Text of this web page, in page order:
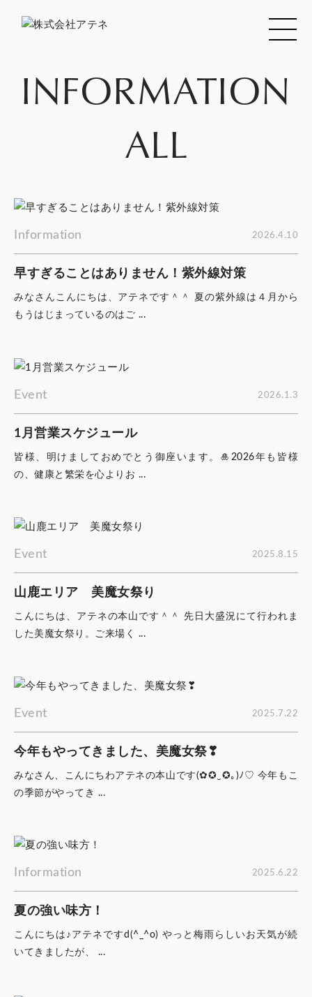
INFORMATION
ALL
Information 2026.4.10
早すぎることはありません！紫外線対策
みなさんこんにちは、アテネです＾＾ 夏の紫外線は４月から
もうはじまっているのはご ...
Event 2026.1.3
1月営業スケジュール
皆様、明けましておめでとう御座います。🎍2026年も皆様
の、健康と繁栄を心よりお ...
Event 2025.8.15
山鹿エリア 美魔女祭り
こんにちは、アテネの本山です＾＾ 先日大盛況にて行われま
した美魔女祭り。ご来場く ...
Event 2025.7.22
今年もやってきました、美魔女祭❣
みなさん、こんにちわアテネの本山です(✿✪‿✪｡)ﾉ♡ 今年もこ
の季節がやってき ...
Information 2025.6.22
夏の強い味方！
こんにちは♪アテネですd(^_^o) やっと梅雨らしいお天気が続
いてきましたが、 ...